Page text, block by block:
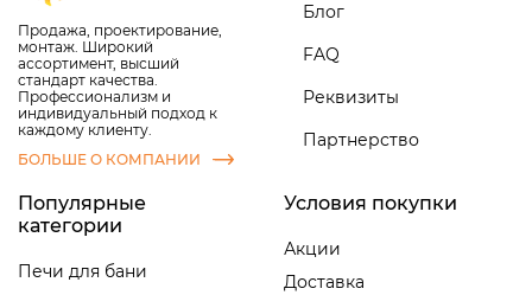
Продажа, проектирование,
монтаж. Широкий
ассортимент, высший
стандарт качества.
Профессионализм и
индивидуальный подход к
каждому клиенту.
БОЛЬШЕ О КОМПАНИИ
Блог
FAQ
Реквизиты
Партнерство
Популярные
категории
Печи для бани
Условия покупки
Акции
Доставка